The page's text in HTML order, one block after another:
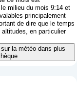
milieu du mois 9:14 et
principalement
de dire que le temps
en particulier
la météo dans plus